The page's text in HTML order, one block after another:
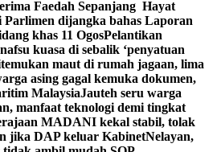
Faedah Sepanjang Hayat
Parlimen dijangka bahas Laporan
khas 11 OgosPelantikan
kuasa di sebalik ‘penyatuan
maut di rumah jagaan, lima
asing gagal kemuka dokumen,
MalaysiaJauteh seru warga
manfaat teknologi demi tingkat
MADANI kekal stabil, tolak
jika DAP keluar KabinetNelayan,